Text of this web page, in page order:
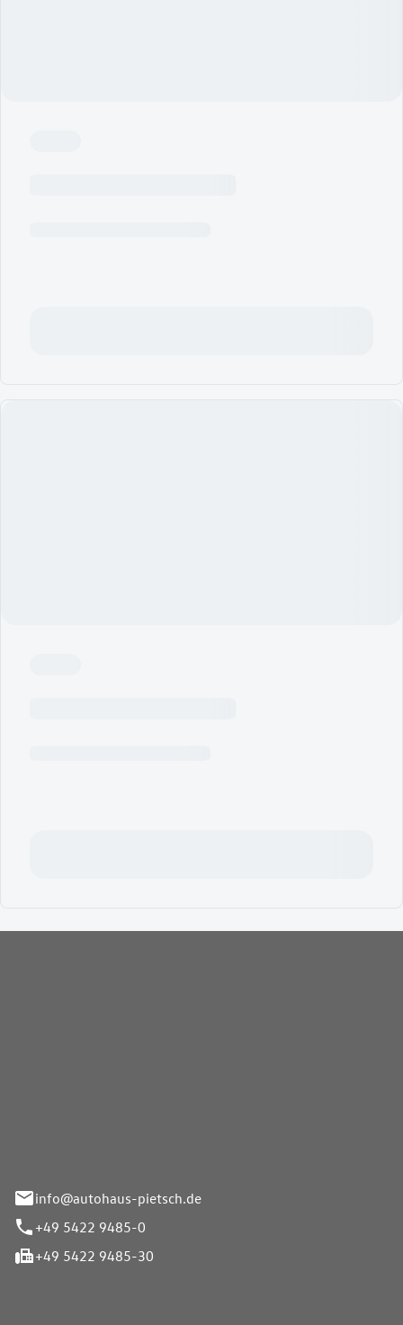
info@autohaus-pietsch.de
+49 5422 9485-0
+49 5422 9485-30